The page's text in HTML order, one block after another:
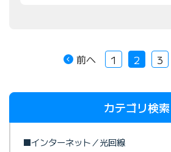
前へ 1 2 3
カテゴリ検索
■インターネット／光回線